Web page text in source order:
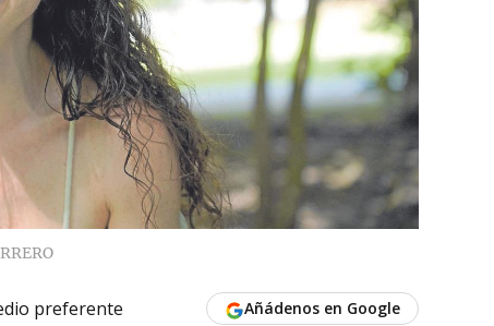
preferente Añádenos en Google